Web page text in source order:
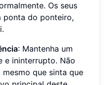
Os seus
ponta do ponteiro,
: Mantenha um
e ininterrupto. Não
que sinta que